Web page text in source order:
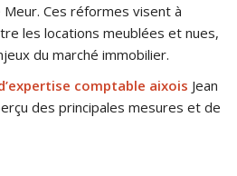
Ces réformes visent à
les locations meublées et nues,
du marché immobilier.
comptable aixois Jean
des principales mesures et de